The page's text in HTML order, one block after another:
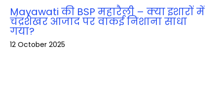
Mayawati की BSP महारैली – क्या इशारों में
चंद्रशेखर आजाद पर वाकई निशाना साधा
गया?
12 October 2025